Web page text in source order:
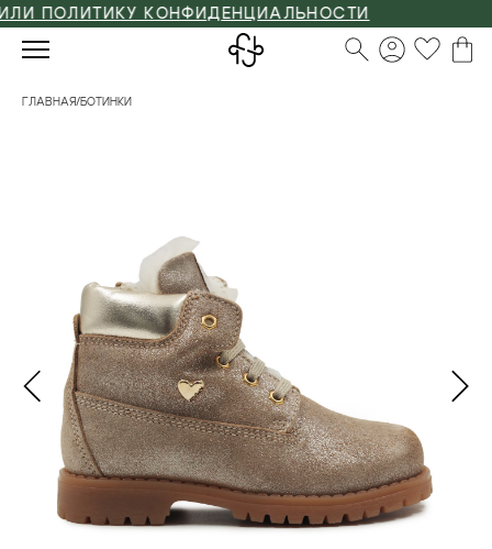
ПОЛИТИКУ КОНФИДЕНЦИАЛЬНОСТИ
ГЛАВНАЯ/БОТИНКИ